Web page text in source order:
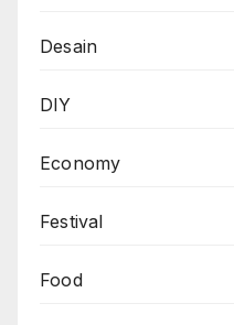
Desain
DIY
Economy
Festival
Food